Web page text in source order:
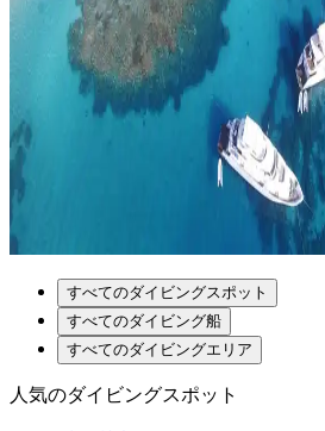
すべてのダイビングスポット
すべてのダイビング船
すべてのダイビングエリア
人気のダイビングスポット